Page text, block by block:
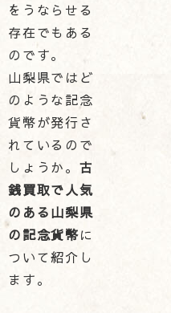
をうならせる
存在でもある
のです。
山梨県ではど
のような記念
貨幣が発行さ
れているので
しょうか。 古
銭買取で人気
のある山梨県
の記念貨幣に
ついて紹介し
ます。